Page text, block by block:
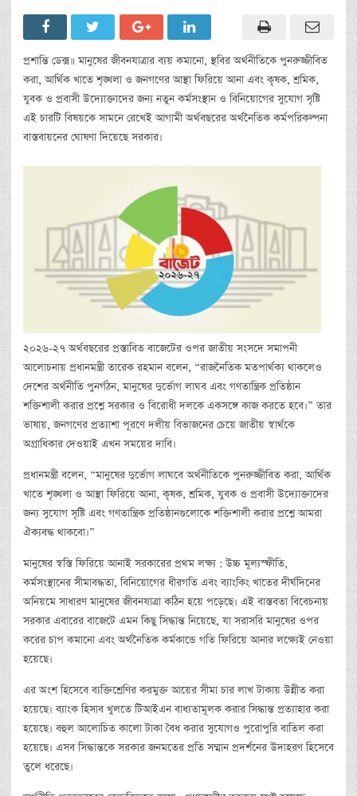
প্রশান্তি ডেক্স॥ মানুষের জীবনযাত্রার ব্যয় কমানো, স্থবির অর্থনীতিকে পুনরুজ্জীবিত
করা, আর্থিক খাতে শৃঙ্খলা ও জনগণের আস্থা ফিরিয়ে আনা এবং কৃষক, শ্রমিক,
যুবক ও প্রবাসী উদ্যোক্তাদের জন্য নতুন কর্মসংস্থান ও বিনিয়োগের সুযোগ সৃষ্টি
এই চারটি বিষয়কে সামনে রেখেই আগামী অর্থবছরের অর্থনৈতিক কর্মপরিকল্পনা
বাস্তবায়নের ঘোষণা দিয়েছে সরকার।
২০২৬-২৭ অর্থবছরের প্রস্তাবিত বাজেটের ওপর জাতীয় সংসদে সমাপনী
আলোচনায় প্রধানমন্ত্রী তারেক রহমান বলেন, “রাজনৈতিক মতপার্থক্য থাকলেও
দেশের অর্থনীতি পুনর্গঠন, মানুষের দুর্ভোগ লাঘব এবং গণতান্ত্রিক প্রতিষ্ঠান
শক্তিশালী করার প্রশ্নে সরকার ও বিরোধী দলকে একসঙ্গে কাজ করতে হবে।” তার
ভাষায়, জনগণের প্রত্যাশা পূরণে দলীয় বিভাজনের চেয়ে জাতীয় স্বার্থকে
অগ্রাধিকার দেওয়াই এখন সময়ের দাবি।
প্রধানমন্ত্রী বলেন, “মানুষের দুর্ভোগ লাঘবে অর্থনীতিকে পুনরুজ্জীবিত করা, আর্থিক
খাতে শৃঙ্খলা ও আস্থা ফিরিয়ে আনা, কৃষক, শ্রমিক, যুবক ও প্রবাসী উদ্যোক্তাদের
জন্য সুযোগ সৃষ্টি এবং গণতান্ত্রিক প্রতিষ্ঠানগুলোকে শক্তিশালী করার প্রশ্নে আমরা
ঐক্যবদ্ধ থাকবো।”
মানুষের স্বস্তি ফিরিয়ে আনাই সরকারের প্রথম লক্ষ্য : উচ্চ মূল্যস্ফীতি,
কর্মসংস্থানের সীমাবদ্ধতা, বিনিয়োগের ধীরগতি এবং ব্যাংকিং খাতের দীর্ঘদিনের
অনিয়মে সাধারণ মানুষের জীবনযাত্রা কঠিন হয়ে পড়েছে। এই বাস্তবতা বিবেচনায়
সরকার এবারের বাজেটে এমন কিছু সিদ্ধান্ত নিয়েছে, যা সরাসরি মানুষের ওপর
করের চাপ কমানো এবং অর্থনৈতিক কর্মকান্ডে গতি ফিরিয়ে আনার লক্ষ্যেই নেওয়া
হয়েছে।
এর অংশ হিসেবে ব্যক্তিশ্রেণির করমুক্ত আয়ের সীমা চার লাখ টাকায় উন্নীত করা
হয়েছে। ব্যাংক হিসাব খুলতে টিআইএন বাধ্যতামূলক করার সিদ্ধান্ত প্রত্যাহার করা
হয়েছে। বহুল আলোচিত কালো টাকা বৈধ করার সুযোগও পুরোপুরি বাতিল করা
হয়েছে। এসব সিদ্ধান্তকে সরকার জনমতের প্রতি সম্মান প্রদর্শনের উদাহরণ হিসেবে
তুলে ধরেছে।